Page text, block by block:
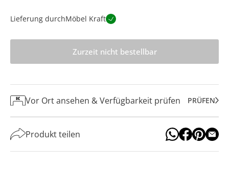
Lieferung durchMöbel Kraft
Zurzeit nicht bestellbar
Vor Ort ansehen & Verfügbarkeit prüfen PRÜFEN
Produkt teilen